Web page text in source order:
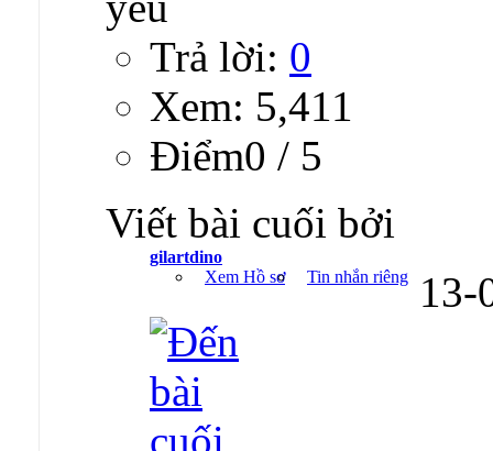
Trả lời: 0
Xem: 5,411
Ðiểm0 / 5
Viết bài cuối bởi
gilartdino
Xem Hồ sơ
Tin nhắn riêng